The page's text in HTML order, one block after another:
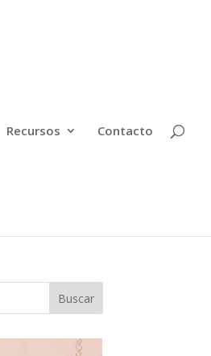
Recursos Contacto